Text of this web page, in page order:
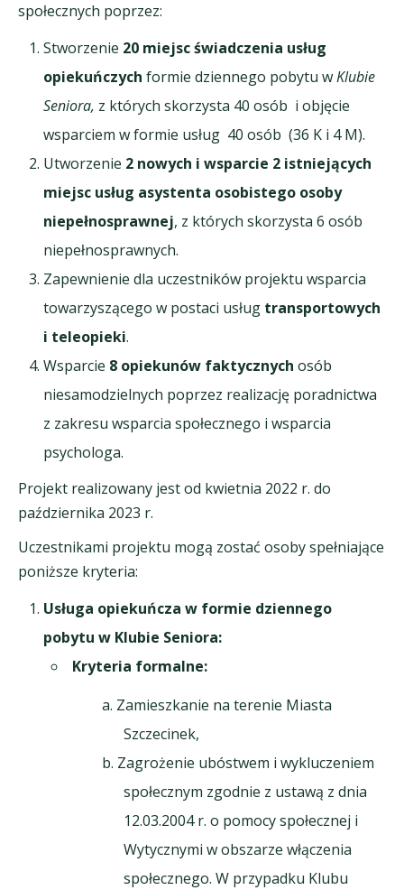
społecznych poprzez:
Stworzenie 20 miejsc świadczenia usług
opiekuńczych formie dziennego pobytu wKlubie
Seniora, z których skorzysta 40 osób i objęcie
wsparciem w formie usług 40 osób (36 K i 4 M).
Utworzenie 2 nowych i wsparcie 2 istniejących
miejsc usług asystenta osobistego osoby
niepełnosprawnej, z których skorzysta 6 osób
niepełnosprawnych.
Zapewnienie dla uczestników projektu wsparcia
towarzyszącego w postaci usług transportowych
i teleopieki.
Wsparcie 8 opiekunów faktycznych osób
niesamodzielnych poprzez realizację poradnictwa
z zakresu wsparcia społecznego i wsparcia
psychologa.
Projekt realizowany jest od kwietnia 2022 r. do
października 2023 r.
Uczestnikami projektu mogą zostać osoby spełniające
poniższe kryteria:
Usługa opiekuńcza w formie dziennego
pobytu w Klubie Seniora:
Kryteria formalne:
Zamieszkanie na terenie Miasta
Szczecinek,
Zagrożenie ubóstwem i wykluczeniem
społecznym zgodnie z ustawą z dnia
12.03.2004 r. o pomocy społecznej i
Wytycznymi w obszarze włączenia
społecznego. W przypadku Klubu